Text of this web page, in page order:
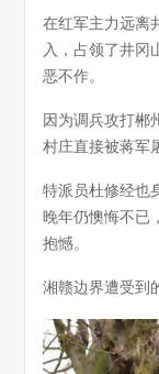
在红军主力远离
入，占领了井冈
恶不作。
因为调兵攻打郴
村庄直接被蒋军
特派员杜修经也
晚年仍懊悔不已
抱憾。
湘赣边界遭受到